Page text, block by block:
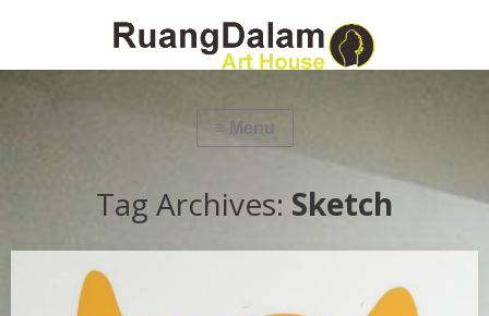
Tag Archives: Sketch